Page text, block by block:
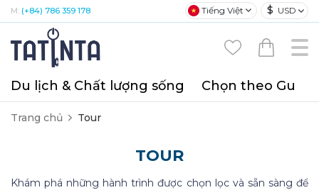
M: (+84) 786 359 178 Tiếng Việt $ USD
Du lịch & Chất lượng sống Chọn theo Gu
Trang chủ Tour
TOUR
Khám phá những hành trình được chọn lọc và sẵn sàng để